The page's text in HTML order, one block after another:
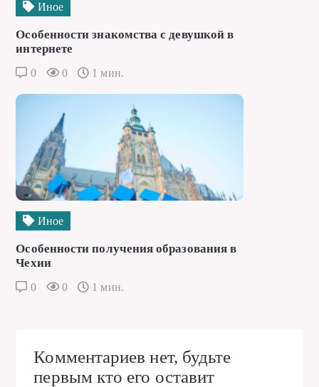
Иное
Особенности знакомства с девушкой в
интернете
0 0 1 мин.
Иное
Особенности получения образования в
Чехии
0 0 1 мин.
Комментариев нет, будьте
первым кто его оставит